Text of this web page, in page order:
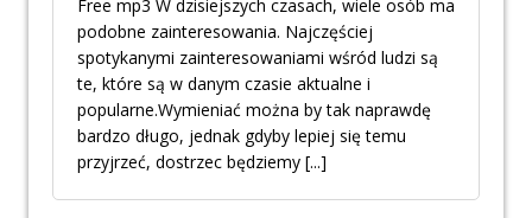
Free mp3 W dzisiejszych czasach, wiele osób ma
podobne zainteresowania. Najczęściej
spotykanymi zainteresowaniami wśród ludzi są
te, które są w danym czasie aktualne i
popularne.Wymieniać można by tak naprawdę
bardzo długo, jednak gdyby lepiej się temu
przyjrzeć, dostrzec będziemy [...]